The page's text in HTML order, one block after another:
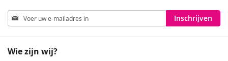
Abonneer
u
op
nieuwsbrief
Inschrijven
Wie zijn wij?